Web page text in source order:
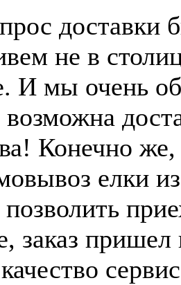
доставки
не в
И мы очень
возможна
Конечно
елки
заказ пришел